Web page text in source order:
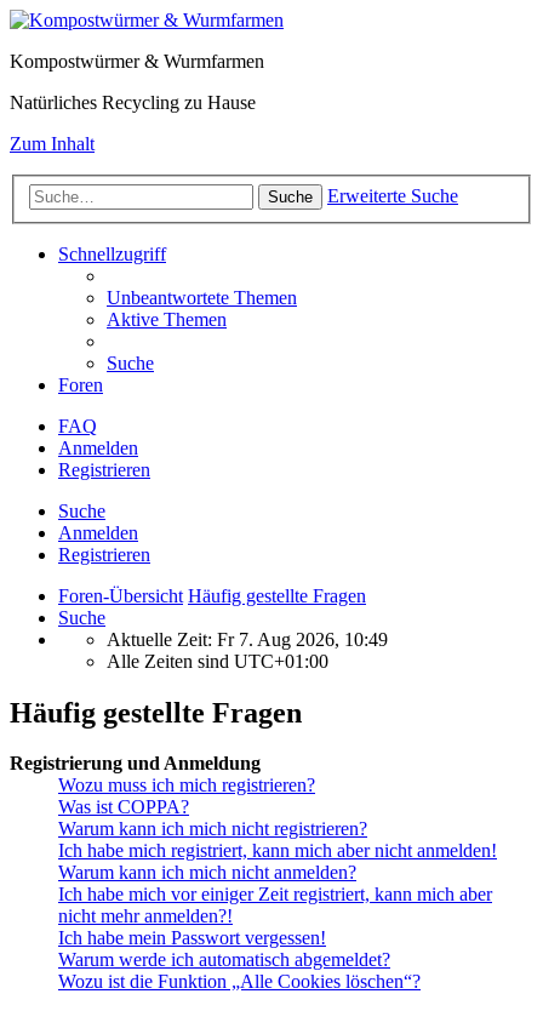
Kompostwürmer & Wurmfarmen
Natürliches Recycling zu Hause
Zum Inhalt
Suche Erweiterte Suche
Schnellzugriff
Unbeantwortete Themen
Aktive Themen
Suche
Foren
FAQ
Anmelden
Registrieren
Suche
Anmelden
Registrieren
Foren-Übersicht Häufig gestellte Fragen
Suche
Aktuelle Zeit: Fr 7. Aug 2026, 10:49
Alle Zeiten sind UTC+01:00
Häufig gestellte Fragen
Registrierung und Anmeldung
Wozu muss ich mich registrieren?
Was ist COPPA?
Warum kann ich mich nicht registrieren?
Ich habe mich registriert, kann mich aber nicht anmelden!
Warum kann ich mich nicht anmelden?
Ich habe mich vor einiger Zeit registriert, kann mich aber
nicht mehr anmelden?!
Ich habe mein Passwort vergessen!
Warum werde ich automatisch abgemeldet?
Wozu ist die Funktion „Alle Cookies löschen“?